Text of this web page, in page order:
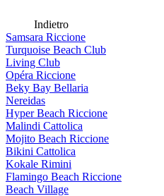
Indietro
Samsara Riccione
Turquoise Beach Club
Living Club
Opéra Riccione
Beky Bay Bellaria
Nereidas
Hyper Beach Riccione
Malindi Cattolica
Mojito Beach Riccione
Bikini Cattolica
Kokale Rimini
Flamingo Beach Riccione
Beach Village